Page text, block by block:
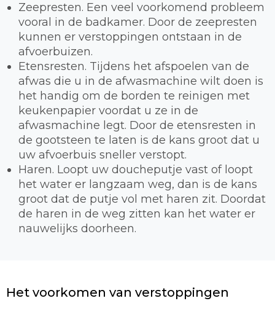
Zeepresten. Een veel voorkomend probleem
vooral in de badkamer. Door de zeepresten
kunnen er verstoppingen ontstaan in de
afvoerbuizen.
Etensresten. Tijdens het afspoelen van de
afwas die u in de afwasmachine wilt doen is
het handig om de borden te reinigen met
keukenpapier voordat u ze in de
afwasmachine legt. Door de etensresten in
de gootsteen te laten is de kans groot dat u
uw afvoerbuis sneller verstopt.
Haren. Loopt uw doucheputje vast of loopt
het water er langzaam weg, dan is de kans
groot dat de putje vol met haren zit. Doordat
de haren in de weg zitten kan het water er
nauwelijks doorheen.
Het voorkomen van verstoppingen